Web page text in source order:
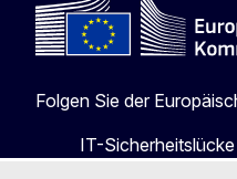
Folgen Sie der
IT-